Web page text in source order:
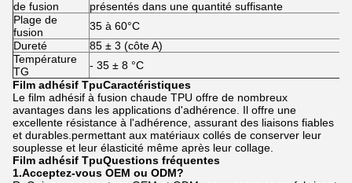
de fusion
présentés dans une quantité suffisante
Plage de
fusion
35 à 60°C
Dureté
85 ± 3 (côte A)
Température
TG
- 35 ± 8 °C
Film adhésif TpuCaractéristiques
Le film adhésif à fusion chaude TPU offre de nombreux
avantages dans les applications d'adhérence. Il offre une
excellente résistance à l'adhérence, assurant des liaisons fiables
et durables.permettant aux matériaux collés de conserver leur
souplesse et leur élasticité même après leur collage.
Film adhésif TpuQuestions fréquentes
1.Acceptez-vous OEM ou ODM?